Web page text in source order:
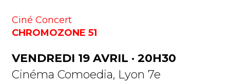
Ciné Concert
CHROMOZONE 51
VENDREDI 19 AVRIL · 20H30
Cinéma Comoedia, Lyon 7e